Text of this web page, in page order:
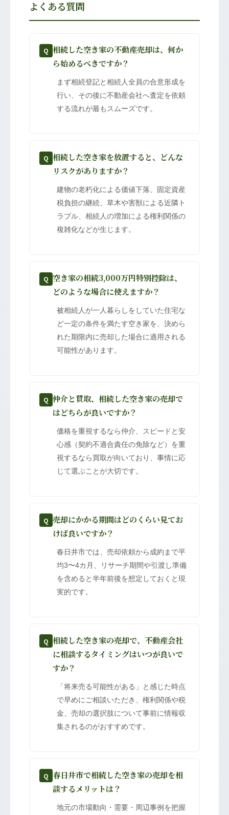
よくある質問
Q 相続した空き家の不動産売却は、何か
ら始めるべきですか？
まず相続登記と相続人全員の合意形成を
行い、その後に不動産会社へ査定を依頼
する流れが最もスムーズです。
Q 相続した空き家を放置すると、どんな
リスクがありますか？
建物の老朽化による価値下落、固定資産
税負担の継続、草木や害獣による近隣ト
ラブル、相続人の増加による権利関係の
複雑化などが生じます。
Q 空き家の相続3,000万円特別控除は、
どのような場合に使えますか？
被相続人が一人暮らしをしていた住宅な
ど一定の条件を満たす空き家を、決めら
れた期限内に売却した場合に適用される
可能性があります。
Q 仲介と買取、相続した空き家の売却で
はどちらが良いですか？
価格を重視するなら仲介、スピードと安
心感（契約不適合責任の免除など）を重
視するなら買取が向いており、事情に応
じて選ぶことが大切です。
Q 売却にかかる期間はどのくらい見てお
けば良いですか？
春日井市では、売却依頼から成約まで平
均3〜4カ月、リサーチ期間や引渡し準備
を含めると半年前後を想定しておくと現
実的です。
Q 相続した空き家の売却で、不動産会社
に相談するタイミングはいつが良いで
すか？
「将来売る可能性がある」と感じた時点
で早めにご相談いただき、権利関係や税
金、売却の選択肢について事前に情報収
集されるのがおすすめです。
Q 春日井市で相続した空き家の売却を相
談するメリットは？
地元の市場動向・需要・周辺事例を把握